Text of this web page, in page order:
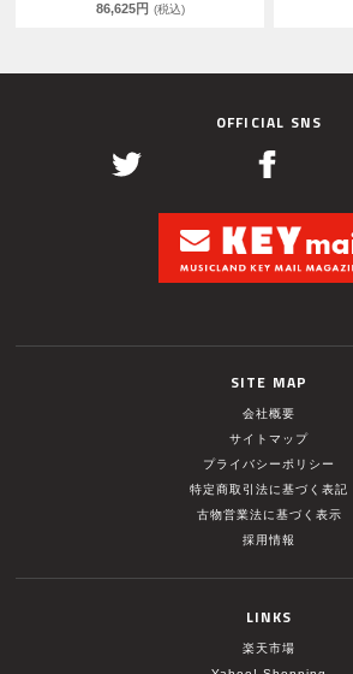
86,625円 (税込)
OFFICIAL SNS
SITE MAP
会社概要
サイトマップ
プライバシーポリシー
特定商取引法に基づく表記
古物営業法に基づく表示
採用情報
LINKS
楽天市場